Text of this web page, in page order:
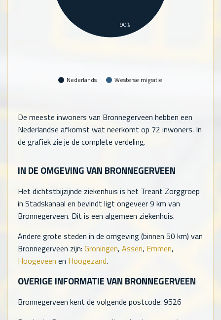
Nederlands Westerse migratie
90%
De meeste inwoners van Bronnegerveen hebben een
Nederlandse afkomst wat neerkomt op 72 inwoners. In
de grafiek zie je de complete verdeling.
IN DE OMGEVING VAN BRONNEGERVEEN
Het dichtstbijzijnde ziekenhuis is het Treant Zorggroep
in Stadskanaal en bevindt ligt ongeveer 9 km van
Bronnegerveen. Dit is een algemeen ziekenhuis.
Andere grote steden in de omgeving (binnen 50 km) van
Bronnegerveen zijn: Groningen, Assen, Emmen,
Hoogeveen en Hoogezand.
OVERIGE INFORMATIE VAN BRONNEGERVEEN
Bronnegerveen kent de volgende postcode: 9526